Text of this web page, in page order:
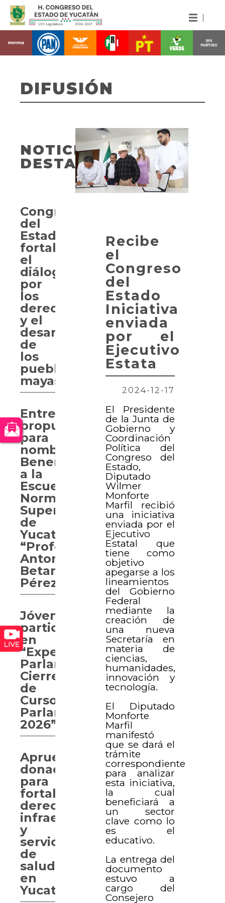
DIFUSIÓN
Recibe
el
Congreso
del
Estado
Iniciativa
enviada
por el
Ejecutivo
Estata
2024-12-17
El Presidente
de la Junta de
Gobierno y
Coordinación
Política del
Congreso del
Estado,
Diputado
Wilmer
Monforte
Marfil recibió
una iniciativa
enviada por el
Ejecutivo
Estatal que
tiene como
objetivo
apegarse a los
lineamientos
del Gobierno
Federal
mediante la
creación de
una nueva
Secretaría en
materia de
ciencias,
humanidades,
innovación y
tecnología.
El Diputado
Monforte
Marfil
manifestó
que se dará el
trámite
correspondiente
para analizar
esta iniciativa,
la cual
beneficiará a
un sector
clave como lo
es el
educativo.
La entrega del
documento
estuvo a
cargo del
Consejero
NOTICIAS
DESTACADAS
Congreso
del
Estado
fortalece
el
diálogo
por
los
derechos
y el
desarrollo
de
los
pueblos
mayas
Entregan
propuesta
para
nombrar
Benemérita
a la
Escuela
Normal
Superior
de
Yucatán
“Profesor
Antonio
Betancourt
Pérez”
Jóvenes
participan
en
“Experiencia
Parlamentaria.
Cierre
de
Curso
Parlamentario
2026”
Aprueban
donaciones
para
fortalecer
derechos,
infraestructura
y
servicios
de
salud
en
Yucatán